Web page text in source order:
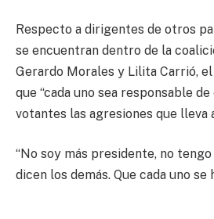
Respecto a dirigentes de otros
se encuentran dentro de la
Gerardo Morales y Lilita Carrió,
que “cada uno sea responsable
votantes las agresiones que lleva
“No soy más presidente, no
dicen los demás. Que cada uno se